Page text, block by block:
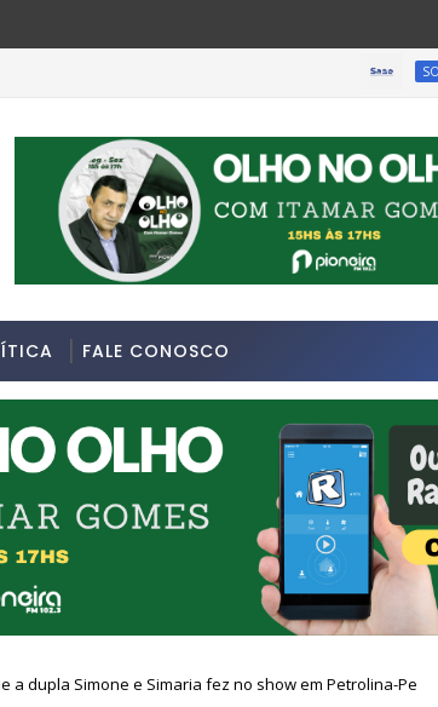
SOBRAL-CE
FALE CONOSCO
a dupla Simone e Simaria fez no show em Petrolina-Pe